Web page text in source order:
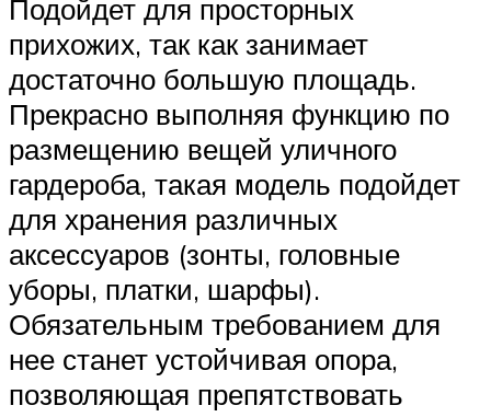
Подойдет для просторных
прихожих, так как занимает
достаточно большую площадь.
Прекрасно выполняя функцию по
размещению вещей уличного
гардероба, такая модель подойдет
для хранения различных
аксессуаров (зонты, головные
уборы, платки, шарфы).
Обязательным требованием для
нее станет устойчивая опора,
позволяющая препятствовать